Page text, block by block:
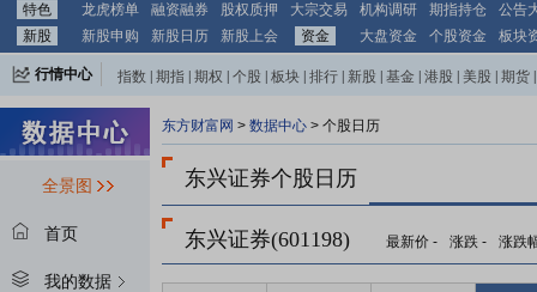
特色 龙虎榜单 融资融券 股权质押 大宗交易 机构调研 期指持仓
公告
新股
新股申购 新股日历 新股上会 资金 大盘资金 个股资金 板块
行情中心 指数 期指 期权 个股 板块 排行 新股 基金 港股 美股 期货
全景图
首页
我的数据
东方财富网 > 数据中心 > 个股日历
东兴证券个股日历
东兴证券(601198) 最新价 - 涨跌 - 涨跌